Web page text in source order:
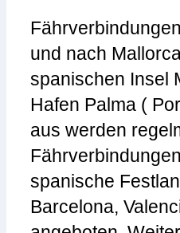
und nach
spanischen Insel
Hafen Palma (
aus werden
spanische
Barcelona,